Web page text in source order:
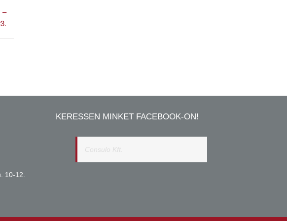
–
10-12.
KERESSEN MINKET FACEBOOK-ON!
Consulo Kft.